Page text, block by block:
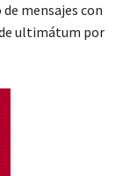
mensajes con
ultimátum por